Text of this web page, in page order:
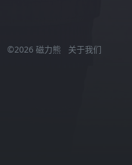
©2026 磁力熊 关于我们